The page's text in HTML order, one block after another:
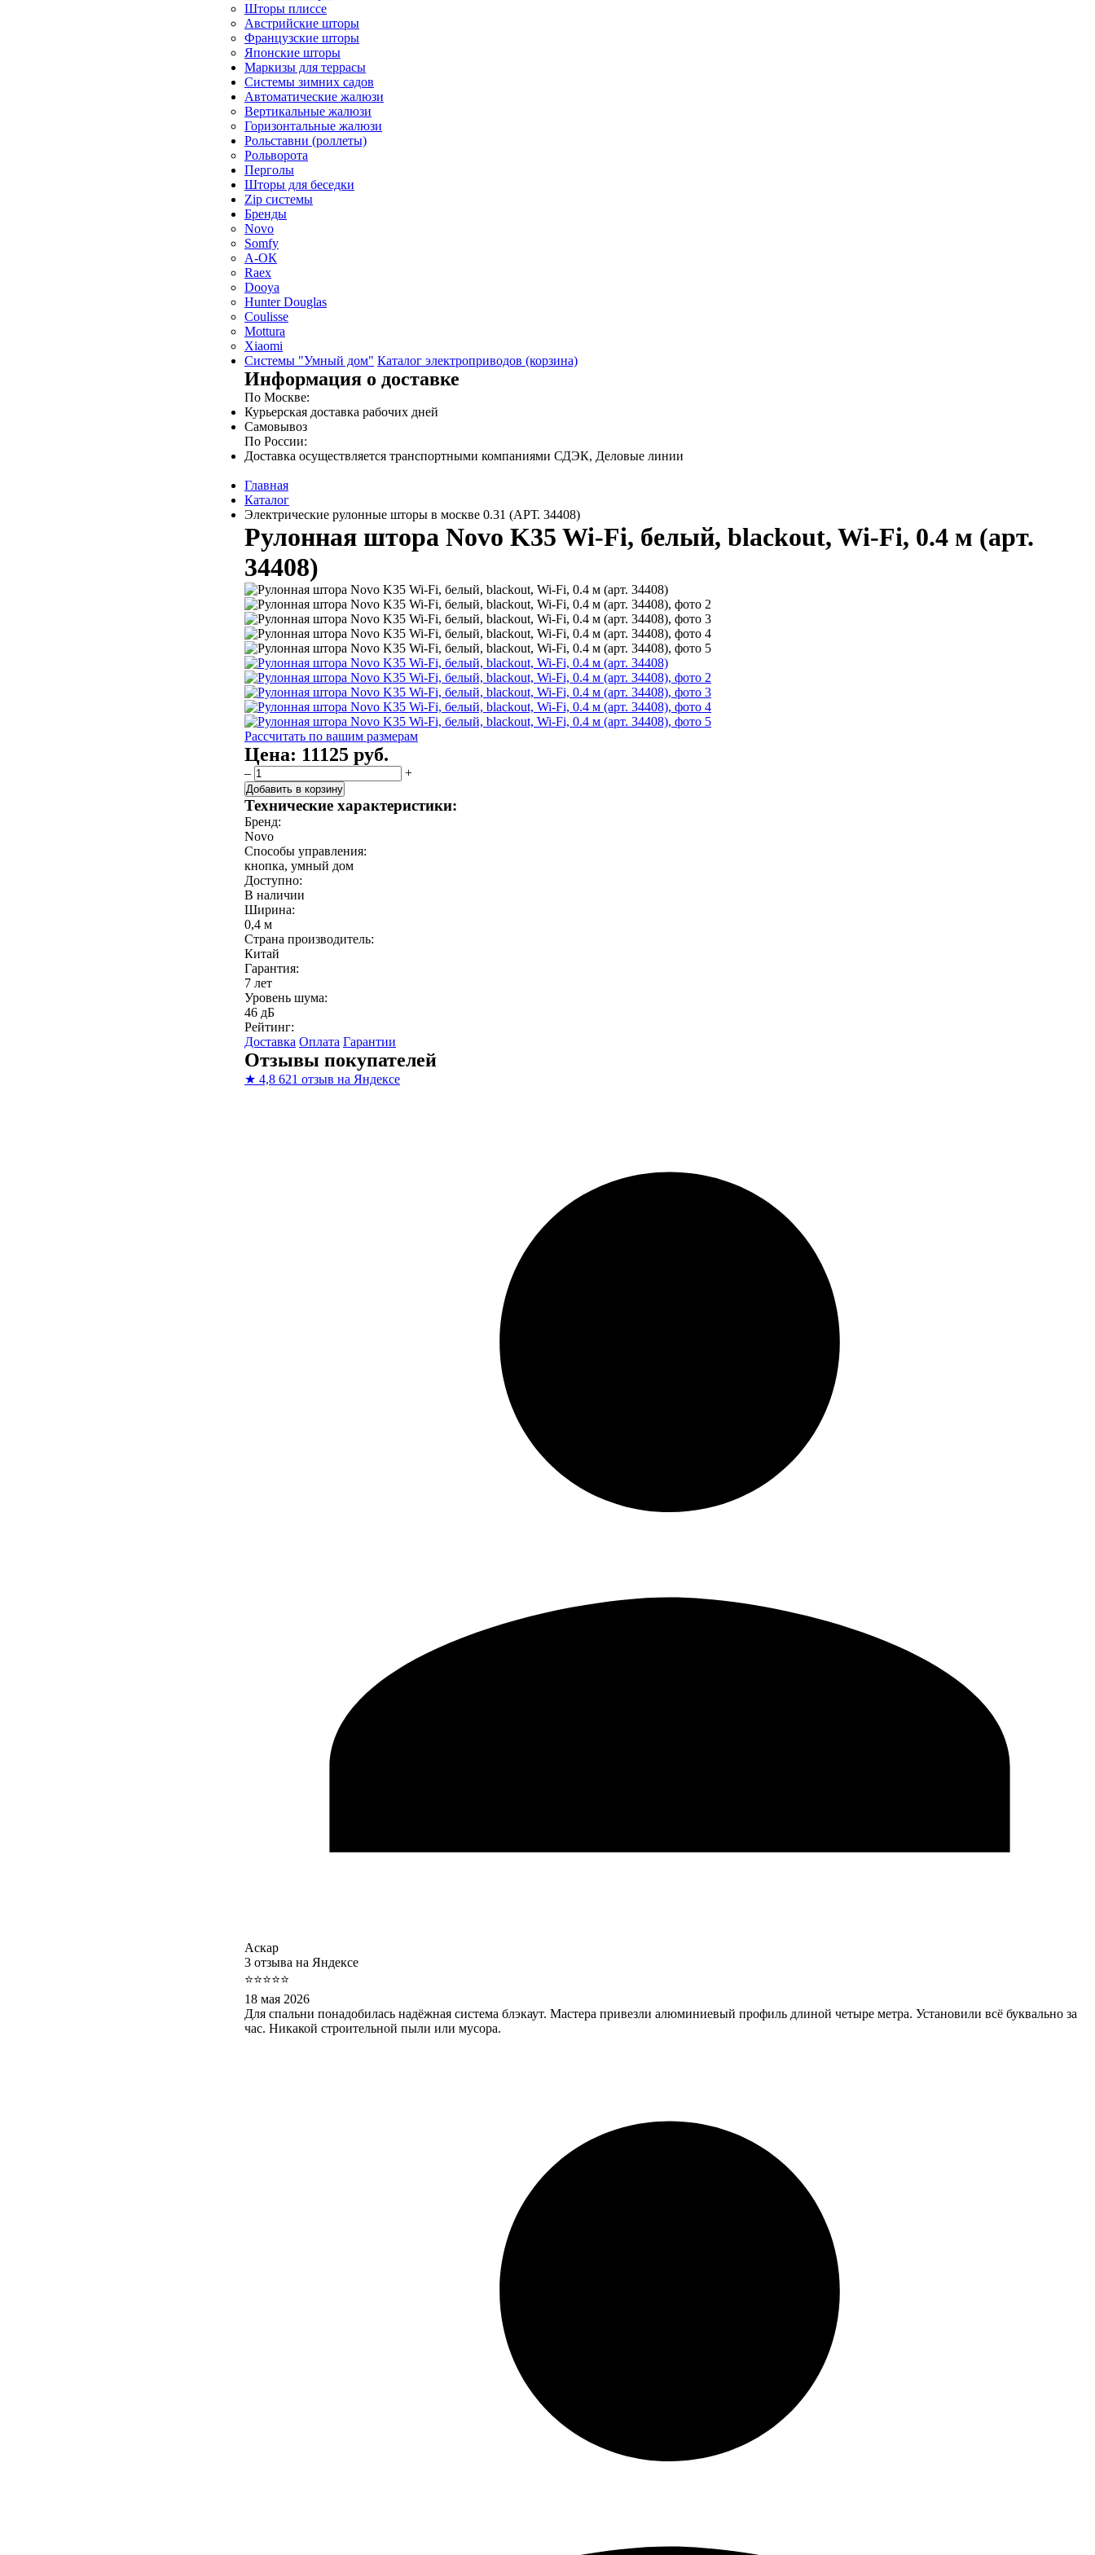
Шторы плиссе
Австрийские шторы
Французские шторы
Японские шторы
Маркизы для террасы
Системы зимних садов
Автоматические жалюзи
Вертикальные жалюзи
Горизонтальные жалюзи
Рольставни (роллеты)
Рольворота
Перголы
Шторы для беседки
Zip системы
Бренды
Novo
Somfy
А-ОК
Raex
Dooya
Hunter Douglas
Coulisse
Mottura
Xiaomi
Системы "Умный дом" Каталог электроприводов (корзина)
Информация о доставке
По Москве:
Курьерская доставка рабочих дней
Самовывоз
По России:
Доставка осуществляется транспортными компаниями СДЭК, Деловые линии
Главная
Каталог
Электрические рулонные шторы в москве 0.31 (АРТ. 34408)
Рулонная штора Novo K35 Wi-Fi, белый, blackout, Wi-Fi, 0.4 м (арт.
34408)
Рассчитать по вашим размерам
Цена: 11125 руб.
– +
Добавить в корзину
Технические характеристики:
Бренд:
Novo
Способы управления:
кнопка, умный дом
Доступно:
В наличии
Ширина:
0,4 м
Страна производитель:
Китай
Гарантия:
7 лет
Уровень шума:
46 дБ
Рейтинг:
Доставка Оплата Гарантии
Отзывы покупателей
★ 4,8 621 отзыв на Яндексе
Аскар
3 отзыва на Яндексе
⭐⭐⭐⭐⭐
18 мая 2026
Для спальни понадобилась надёжная система блэкаут. Мастера привезли алюминиевый профиль длиной четыре метра. Установили всё буквально за
час. Никакой строительной пыли или мусора.